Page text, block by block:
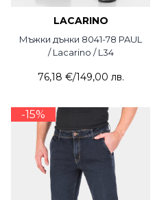
LACARINO
Мъжки дънки 8041-78 PAUL
/ Lacarino / L34
76,18 €/149,00 лв.
-15%